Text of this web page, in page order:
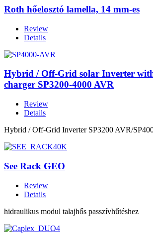
Roth hőelosztó lamella, 14 mm-es
Review
Details
Hybrid / Off-Grid solar Inverter
charger SP3200-4000 AVR
Review
Details
Hybrid / Off-Grid Inverter SP3200 AVR/
See Rack GEO
Review
Details
hidraulikus modul talajhős passzívhűtéshez